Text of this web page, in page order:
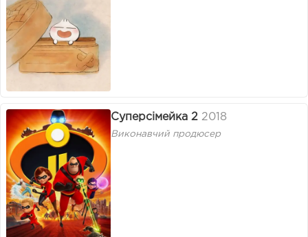
Суперсімейка 2 2018
Виконавчий продюсер